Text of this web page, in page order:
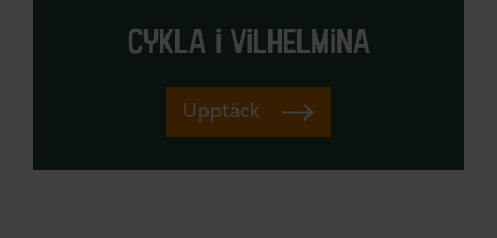
cykla i vilhelmina
Upptäck